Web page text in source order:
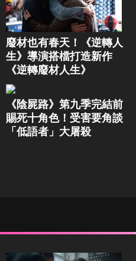
廢材也有春天！《逆轉人
生》導演搭檔打造新作
《逆轉廢材人生》
《陰屍路》第九季完結前
賜死十角色！受害要角談
「低語者」大屠殺